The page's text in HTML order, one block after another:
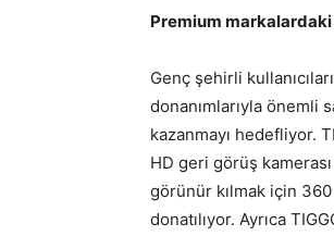
Premium markalardaki
Genç şehirli
donanımlarıyla önemli
kazanmayı hedefliyor.
HD geri görüş
görünür kılmak için
donatılıyor. Ayrıca